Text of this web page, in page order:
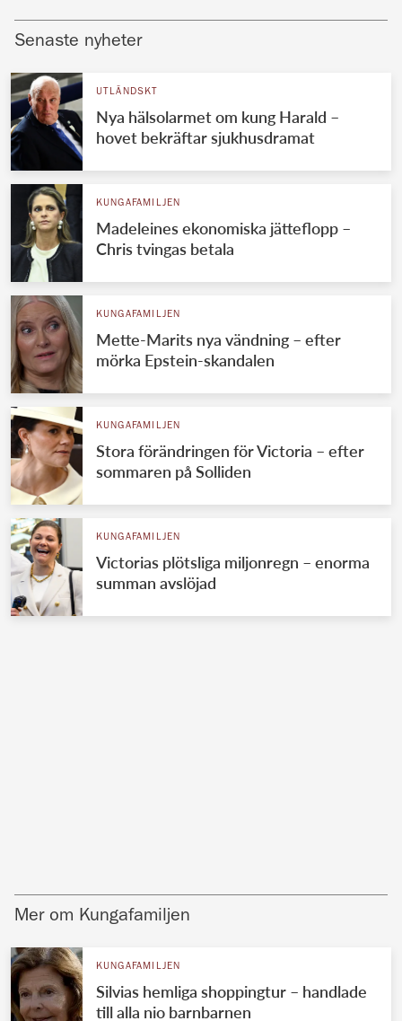
Senaste nyheter
UTLÄNDSKT
Nya hälsolarmet om kung Harald –
hovet bekräftar sjukhusdramat
KUNGAFAMILJEN
Madeleines ekonomiska jätteflopp –
Chris tvingas betala
KUNGAFAMILJEN
Mette-Marits nya vändning – efter
mörka Epstein-skandalen
KUNGAFAMILJEN
Stora förändringen för Victoria – efter
sommaren på Solliden
KUNGAFAMILJEN
Victorias plötsliga miljonregn – enorma
summan avslöjad
Mer om Kungafamiljen
KUNGAFAMILJEN
Silvias hemliga shoppingtur – handlade
till alla nio barnbarnen